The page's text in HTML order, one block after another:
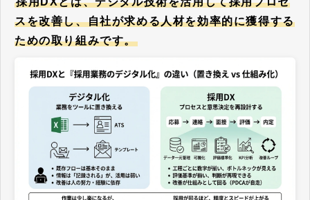
スを改善し、自社が求める人材を効率的に獲得する
ための取り組みです。